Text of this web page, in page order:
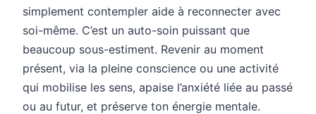
simplement contempler aide à reconnecter avec
soi-même. C’est un auto-soin puissant que
beaucoup sous-estiment. Revenir au moment
présent, via la pleine conscience ou une activité
qui mobilise les sens, apaise l’anxiété liée au passé
ou au futur, et préserve ton énergie mentale.